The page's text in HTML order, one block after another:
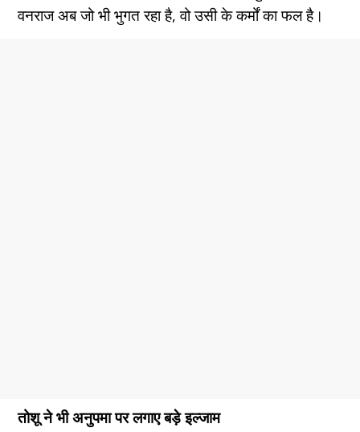
वनराज अब जो भी भुगत रहा है, वो उसी के कर्मों का फल है।
तोशू ने भी अनुपमा पर लगाए बड़े इल्जाम